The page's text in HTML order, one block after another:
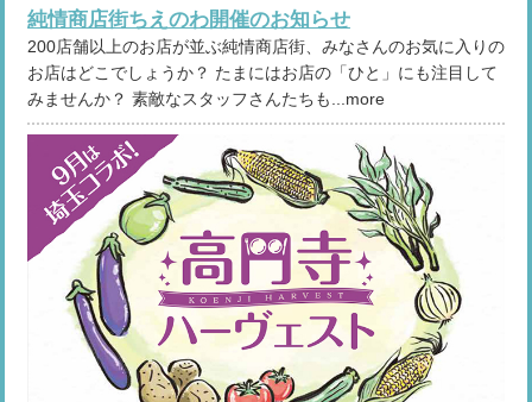
純情商店街ちえのわ開催のお知らせ
200店舗以上のお店が並ぶ純情商店街、みなさんのお気に入りの
お店はどこでしょうか？ たまにはお店の「ひと」にも注目して
みませんか？ 素敵なスタッフさんたちも...more